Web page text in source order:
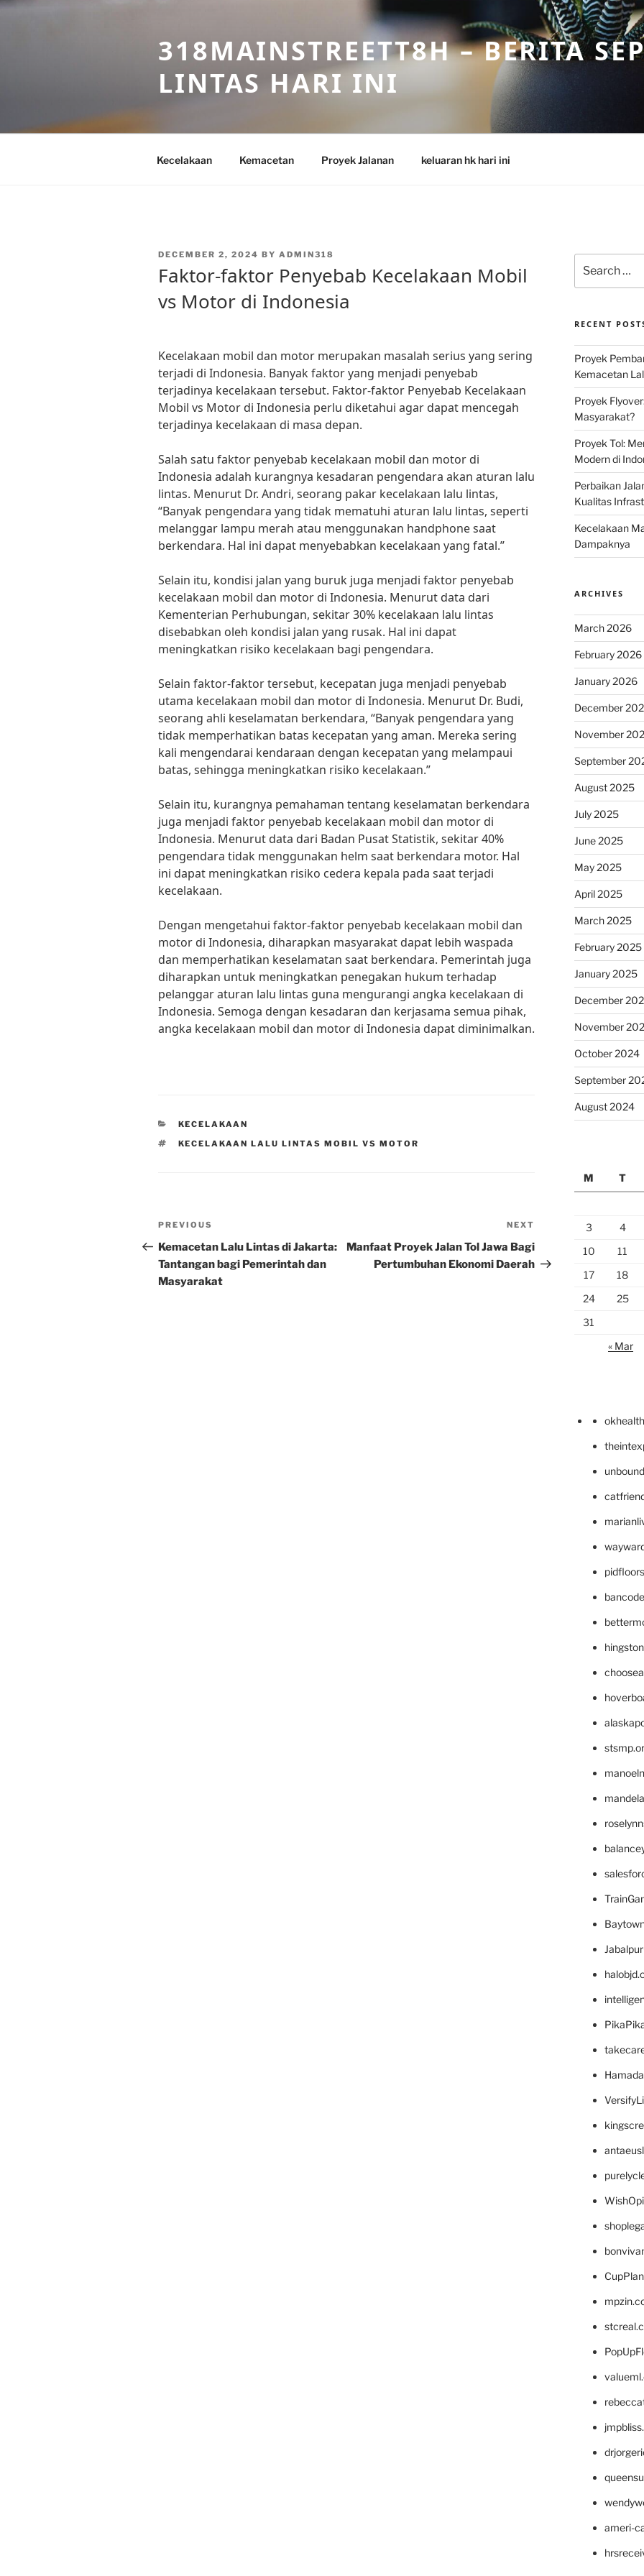
Skip
318MAINSTREETT8H – BERITA
LINTAS HARI INI
Kecelakaan Kemacetan Proyek Jalanan keluaran hk hari ini
POSTED
DECEMBER 2, 2024 BY ADMIN318
Faktor-faktor Penyebab Kecelakaan Mobil
vs Motor di Indonesia
Kecelakaan mobil dan motor merupakan masalah serius yang sering
terjadi di Indonesia. Banyak faktor yang menjadi penyebab
terjadinya kecelakaan tersebut. Faktor-faktor Penyebab Kecelakaan
Mobil vs Motor di Indonesia perlu diketahui agar dapat mencegah
terjadinya kecelakaan di masa depan.
Salah satu faktor penyebab kecelakaan mobil dan motor di
Indonesia adalah kurangnya kesadaran pengendara akan aturan lalu
lintas. Menurut Dr. Andri, seorang pakar kecelakaan lalu lintas,
“Banyak pengendara yang tidak mematuhi aturan lalu lintas, seperti
melanggar lampu merah atau menggunakan handphone saat
berkendara. Hal ini dapat menyebabkan kecelakaan yang fatal.”
Selain itu, kondisi jalan yang buruk juga menjadi faktor penyebab
kecelakaan mobil dan motor di Indonesia. Menurut data dari
Kementerian Perhubungan, sekitar 30% kecelakaan lalu lintas
disebabkan oleh kondisi jalan yang rusak. Hal ini dapat
meningkatkan risiko kecelakaan bagi pengendara.
Selain faktor-faktor tersebut, kecepatan juga menjadi penyebab
utama kecelakaan mobil dan motor di Indonesia. Menurut Dr. Budi,
seorang ahli keselamatan berkendara, “Banyak pengendara yang
tidak memperhatikan batas kecepatan yang aman. Mereka sering
kali mengendarai kendaraan dengan kecepatan yang melampaui
batas, sehingga meningkatkan risiko kecelakaan.”
Selain itu, kurangnya pemahaman tentang keselamatan berkendara
juga menjadi faktor penyebab kecelakaan mobil dan motor di
Indonesia. Menurut data dari Badan Pusat Statistik, sekitar 40%
pengendara tidak menggunakan helm saat berkendara motor. Hal
ini dapat meningkatkan risiko cedera kepala pada saat terjadi
kecelakaan.
Dengan mengetahui faktor-faktor penyebab kecelakaan mobil dan
motor di Indonesia, diharapkan masyarakat dapat lebih waspada
dan memperhatikan keselamatan saat berkendara. Pemerintah juga
diharapkan untuk meningkatkan penegakan hukum terhadap
pelanggar aturan lalu lintas guna mengurangi angka kecelakaan di
Indonesia. Semoga dengan kesadaran dan kerjasama semua pihak,
angka kecelakaan mobil dan motor di Indonesia dapat diminimalkan.
CATEGORIES
KECELAKAAN
TAGS
KECELAKAAN LALU LINTAS MOBIL VS MOTOR
Post
navigation
Previous
Post
PREVIOUS
Kemacetan Lalu Lintas di Jakarta:
Tantangan bagi Pemerintah dan
Masyarakat
Post
NEXT
Manfaat Proyek Jalan Tol Jawa Bagi
Pertumbuhan Ekonomi Daerah
for:
RECENT
Proyek
Kemacetan
Proyek
Masyarakat?
Proyek Tol:
Modern di
Perbaikan
Kualitas
Kecelakaan
Dampaknya
ARCHIVES
March 2026
February 2026
January 2026
December
November
September
August 2025
July 2025
June 2025
May 2025
April 2025
March 2025
February 2025
January 2025
December
November
October 2024
September
August 2024
M
T
3
4
10
11
17
18
24
25
31
« Mar
ameri-